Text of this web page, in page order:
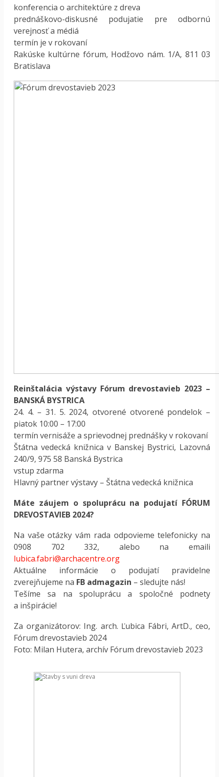
konferencia o architektúre z dreva
prednáškovo-diskusné podujatie pre odbornú
verejnosť a médiá
termín je v rokovaní
Rakúske kultúrne fórum, Hodžovo nám. 1/A, 811 03
Bratislava
Reinštalácia výstavy Fórum drevostavieb 2023 –
BANSKÁ BYSTRICA
24. 4. – 31. 5. 2024, otvorené otvorené pondelok –
piatok 10:00 – 17:00
termín vernisáže a sprievodnej prednášky v rokovaní
Štátna vedecká knižnica v Banskej Bystrici, Lazovná
240/9, 975 58 Banská Bystrica
vstup zdarma
Hlavný partner výstavy – Štátna vedecká knižnica
Máte záujem o spoluprácu na podujatí FÓRUM
DREVOSTAVIEB 2024?
Na vaše otázky vám rada odpovieme telefonicky na
0908 702 332, alebo na emaili
lubica.fabri@archacentre.org
Aktuálne informácie o podujatí pravidelne
zverejňujeme na FB admagazin – sledujte nás!
Tešíme sa na spoluprácu a spoločné podnety
a inšpirácie!
Za organizátorov: Ing. arch. Ľubica Fábri, ArtD., ceo,
Fórum drevostavieb 2024
Foto: Milan Hutera, archív Fórum drevostavieb 2023